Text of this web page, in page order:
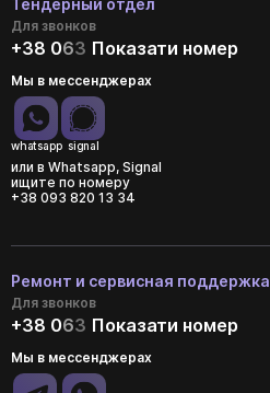
Для звонков
+38 063 Показати номер
Мы в мессенджерах
whatsapp signal
или в Whatsapp, Signal
ищите по номеру
+38 093 820 13 34
Ремонт и сервисная поддержка
Для звонков
+38 063 Показати номер
Мы в мессенджерах